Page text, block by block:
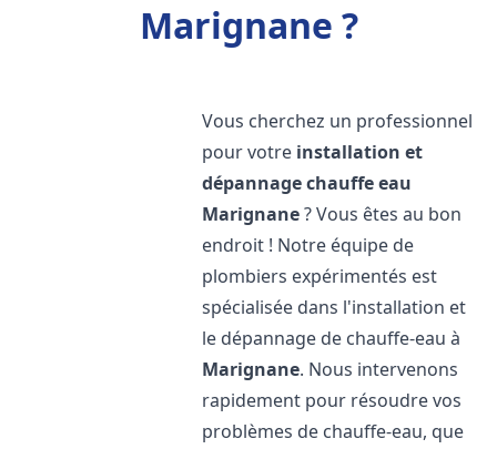
Marignane ?
Vous cherchez un professionnel
pour votre installation et
dépannage chauffe eau
Marignane? Vous êtes au bon
endroit ! Notre équipe de
plombiers expérimentés est
spécialisée dans l'installation et
le dépannage de chauffe-eau à
Marignane. Nous intervenons
rapidement pour résoudre vos
problèmes de chauffe-eau, que